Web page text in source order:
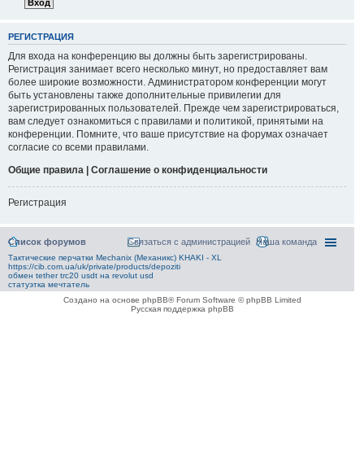
РЕГИСТРАЦИЯ
Для входа на конференцию вы должны быть зарегистрированы.
Регистрация занимает всего несколько минут, но предоставляет вам
более широкие возможности. Администратором конференции могут
быть установлены также дополнительные привилегии для
зарегистрированных пользователей. Прежде чем зарегистрироваться,
вам следует ознакомиться с правилами и политикой, принятыми на
конференции. Помните, что ваше присутствие на форумах означает
согласие со всеми правилами.
Общие правила | Соглашение о конфиденциальности
Регистрация
Список форумов Наша команда
Связаться с администрацией
Тактические перчатки Mechanix (Механикс) KHAKI - XL
https://cib.com.ua/uk/private/products/depoziti
обмен tether trc20 usdt на revolut usd
статуэтка мечтатель
Создано на основе phpBB® Forum Software © phpBB Limited
Русская поддержка phpBB